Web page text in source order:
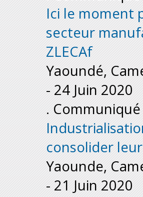
Ici le moment
secteur
ZLECAf
Yaoundé,
- 24 Juin 2020
.
consolider
Yaounde,
- 21 Juin 2020